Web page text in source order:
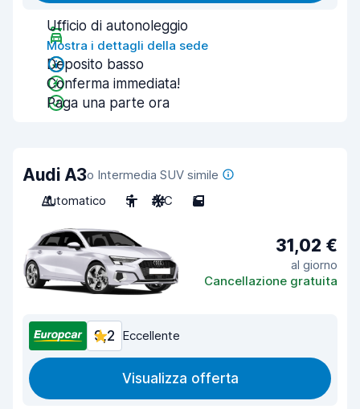
Ufficio di autonoleggio
Mostra i dettagli della sede
Deposito basso
Conferma immediata!
Paga una parte ora
Audi A3o Intermedia SUV simile
Automatico
5 A/C 5
31,02 €
al giorno
Cancellazione gratuita
9,2 Eccellente
Visualizza offerta